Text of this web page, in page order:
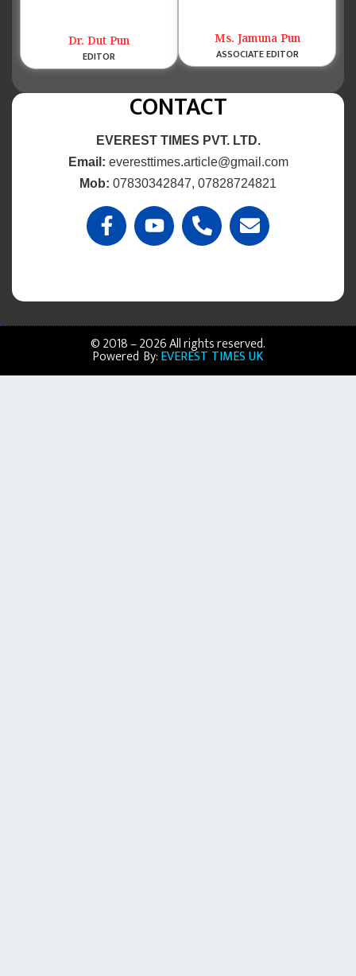
Dr. Dut Pun
EDITOR
Ms. Jamuna Pun
ASSOCIATE EDITOR
CONTACT
EVEREST TIMES PVT. LTD.
Email: everesttimes.article@gmail.com
Mob: 07830342847, 07828724821
© 2018 – 2026 All rights reserved.
Powered By:EVEREST TIMES UK